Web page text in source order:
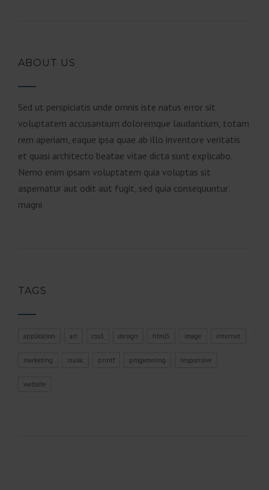
ABOUT US
Sed ut perspiciatis unde omnis iste natus error sit
voluptatem accusantium doloremque laudantium, totam
rem aperiam, eaque ipsa quae ab illo inventore veritatis
et quasi architecto beatae vitae dicta sunt explicabo.
Nemo enim ipsam voluptatem quia voluptas sit
aspernatur aut odit aut fugit, sed quia consequuntur
magni
TAGS
application art css3 design html5 image internet
marketing music printf progamming responsive
website